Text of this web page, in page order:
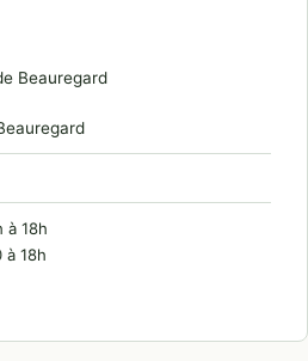
Beauregard
à 18h
à 18h